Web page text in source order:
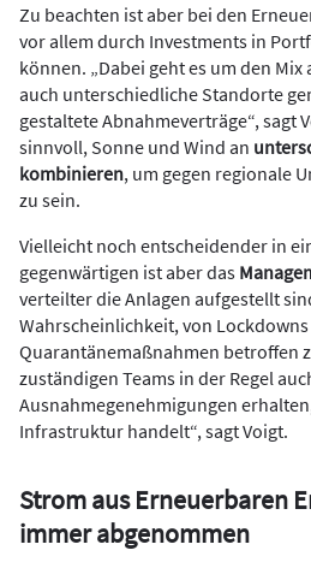
Zu beachten ist aber bei den
vor allem durch Investments in
können. „Dabei geht es um den
auch unterschiedliche Standorte
gestaltete Abnahmeverträge“, sagt
sinnvoll, Sonne und Wind an
kombinieren, um gegen regionale
zu sein.
Vielleicht noch entscheidender in
gegenwärtigen ist aber das
verteilter die Anlagen aufgestellt
Wahrscheinlichkeit, von
Quarantänemaßnahmen betroffen
zuständigen Teams in der Regel
Ausnahmegenehmigungen
Infrastruktur handelt“, sagt Voigt.
Strom aus Erneuerbaren
immer abgenommen